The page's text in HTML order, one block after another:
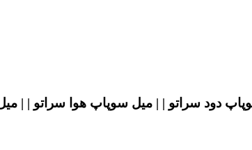
دود سراتو | | میل سوپاپ هوا سراتو | |